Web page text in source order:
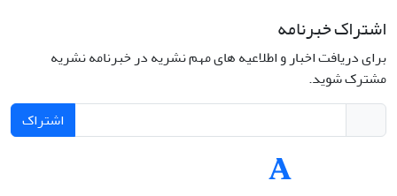
اشتراک خبرنامه
برای دریافت اخبار و اطلاعیه های مهم نشریه در خبرنامه نشریه
مشترک شوید.
اشتراک